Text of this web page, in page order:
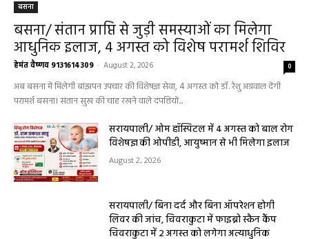
बसना
बसना/ संतान प्राप्ति से जुड़ी समस्याओं का मिलेगा
आधुनिक इलाज, 4 अगस्त को विशेष परामर्श शिविर
हेमंत वैष्णव 9131614309 - August 2, 2026 0
अब बसना में मिलेगी बांझपन उपचार की विशेषज्ञ सेवा, 4 अगस्त को डॉ. रेशु अग्रवाल देंगी
परामर्श बसना। संतान सुख की चाह रखने वाले दंपत्तियों...
सरायपाली/ ओम हॉस्पिटल में 4 अगस्त को बाल रोग
विशेषज्ञ की ओपीडी, आयुष्मान से भी मिलेगा इलाज
August 2, 2026
सरायपाली/ बिना दर्द और बिना ऑपरेशन होगी
लिवर की जांच, चिवराकुटा में फाइब्रो स्कैन कैंप
चिवराकुटा में 2 अगस्त को लगेगा अत्याधुनिक